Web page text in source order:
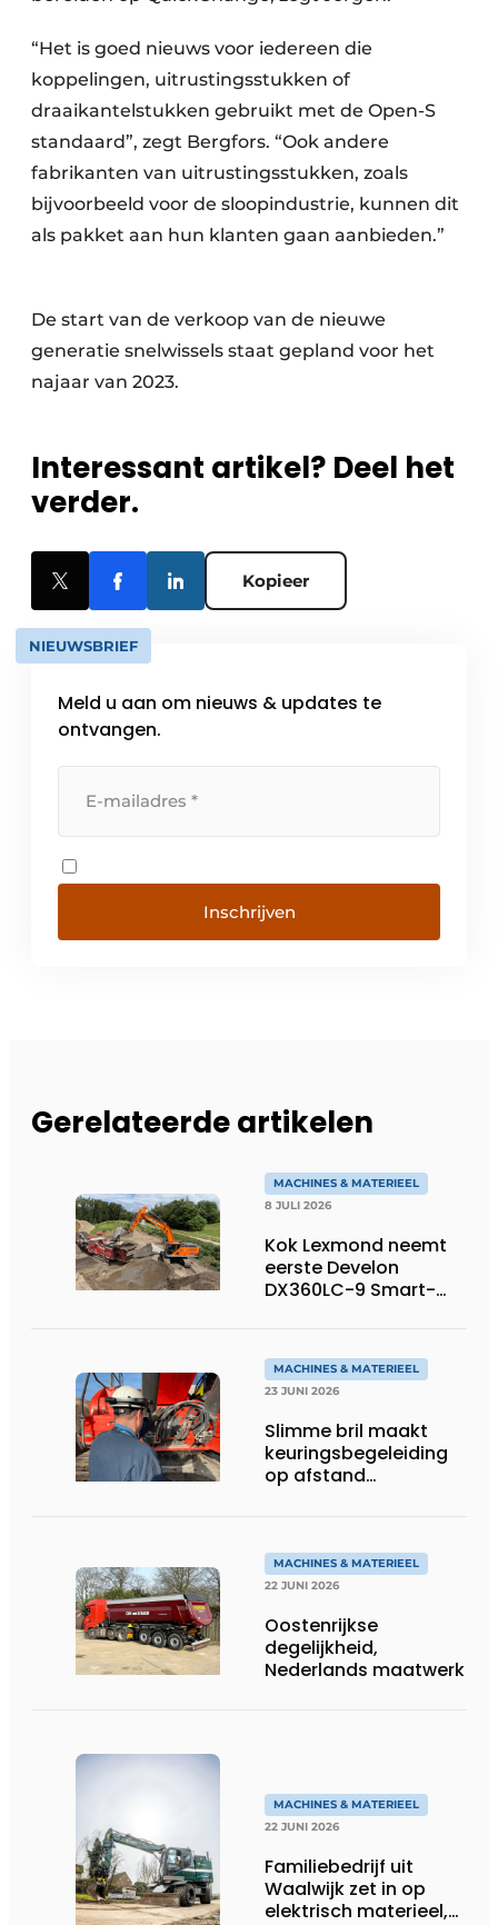
“Het is goed nieuws voor iedereen die
koppelingen, uitrustingsstukken of
draaikantelstukken gebruikt met de Open-S
standaard”, zegt Bergfors. “Ook andere
fabrikanten van uitrustingsstukken, zoals
bijvoorbeeld voor de sloopindustrie, kunnen dit
als pakket aan hun klanten gaan aanbieden.”
De start van de verkoop van de nieuwe
generatie snelwissels staat gepland voor het
najaar van 2023.
Interessant artikel? Deel het
verder.
Kopieer
NIEUWSBRIEF
Meld u aan om nieuws & updates te
ontvangen.
Inschrijven
Gerelateerde artikelen
MACHINES & MATERIEEL
8 JULI 2026
Kok Lexmond neemt
eerste Develon
DX360LC-9 Smart-
MACHINES & MATERIEEL
23 JUNI 2026
Slimme bril maakt
keuringsbegeleiding
op afstand
MACHINES & MATERIEEL
22 JUNI 2026
Oostenrijkse
degelijkheid,
Nederlands maatwerk
MACHINES & MATERIEEL
22 JUNI 2026
Familiebedrijf uit
Waalwijk zet in op
elektrisch materieel,